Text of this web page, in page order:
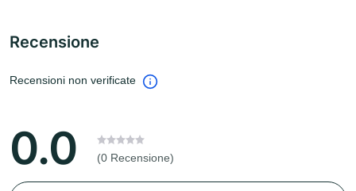
Recensione
Recensioni non verificate
0.0 (0 Recensione)